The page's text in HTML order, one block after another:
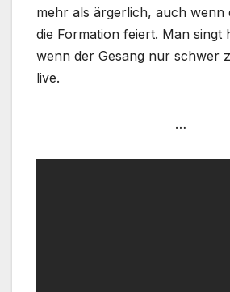
mehr als ärgerlich, auch wenn
die Formation feiert. Man singt
wenn der Gesang nur schwer
live.
…